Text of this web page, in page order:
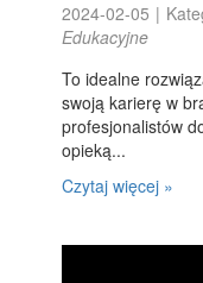
2024-02-05 |
Edukacyjne
To idealne
swoją karierę w
profesjonalistów
opieką...
Czytaj więcej »